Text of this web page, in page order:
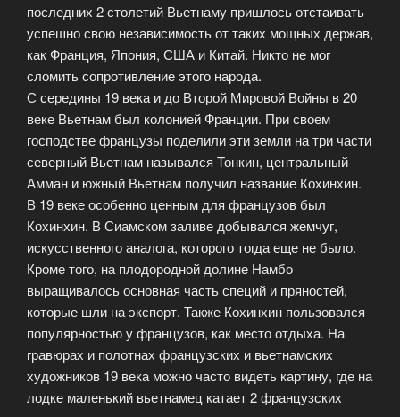
последних 2 столетий Вьетнаму пришлось отстаивать
успешно свою независимость от таких мощных держав,
как Франция, Япония, США и Китай. Никто не мог
сломить сопротивление этого народа.
С середины 19 века и до Второй Мировой Войны в 20
веке Вьетнам был колонией Франции. При своем
господстве французы поделили эти земли на три части
северный Вьетнам назывался Тонкин, центральный
Амман и южный Вьетнам получил название Кохинхин.
В 19 веке особенно ценным для французов был
Кохинхин. В Сиамском заливе добывался жемчуг,
искусственного аналога, которого тогда еще не было.
Кроме того, на плодородной долине Намбо
выращивалось основная часть специй и пряностей,
которые шли на экспорт. Также Кохинхин пользовался
популярностью у французов, как место отдыха. На
гравюрах и полотнах французских и вьетнамских
художников 19 века можно часто видеть картину, где на
лодке маленький вьетнамец катает 2 французских